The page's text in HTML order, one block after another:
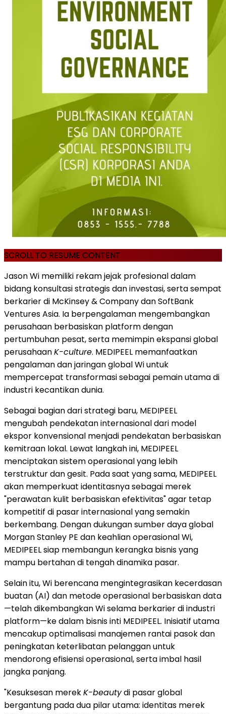
SCROLL TO RESUME CONTENT
Jason Wi memiliki rekam jejak profesional dalam
bidang konsultasi strategis dan investasi, serta sempat
berkarier di McKinsey & Company dan SoftBank
Ventures Asia. Ia berpengalaman mengembangkan
perusahaan berbasiskan platform dengan
pertumbuhan pesat, serta memimpin ekspansi global
perusahaanK-culture. MEDIPEEL memanfaatkan
pengalaman dan jaringan global Wi untuk
mempercepat transformasi sebagai pemain utama di
industri kecantikan dunia.
Sebagai bagian dari strategi baru, MEDIPEEL
mengubah pendekatan internasional dari model
ekspor konvensional menjadi pendekatan berbasiskan
kemitraan lokal. Lewat langkah ini, MEDIPEEL
menciptakan sistem operasional yang lebih
terstruktur dan gesit. Pada saat yang sama, MEDIPEEL
akan memperkuat identitasnya sebagai merek
"perawatan kulit berbasiskan efektivitas" agar tetap
kompetitif di pasar internasional yang semakin
berkembang. Dengan dukungan sumber daya global
Morgan Stanley PE dan keahlian operasional Wi,
MEDIPEEL siap membangun kerangka bisnis yang
mampu bertahan di tengah dinamika pasar.
Selain itu, Wi berencana mengintegrasikan kecerdasan
buatan (AI) dan metode operasional berbasiskan data
—telah dikembangkan Wi selama berkarier di industri
platform—ke dalam bisnis inti MEDIPEEL. Inisiatif utama
mencakup optimalisasi manajemen rantai pasok dan
peningkatan keterlibatan pelanggan untuk
mendorong efisiensi operasional, serta imbal hasil
jangka panjang.
"Kesuksesan merekK-beautydi pasar global
bergantung pada dua pilar utama: identitas merek